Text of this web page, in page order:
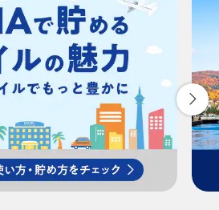
ぎ所要時間を追加する
時間帯